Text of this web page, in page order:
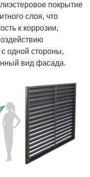
покрытие
слоя, что
к коррозии,
одной стороны,
вид фасада.